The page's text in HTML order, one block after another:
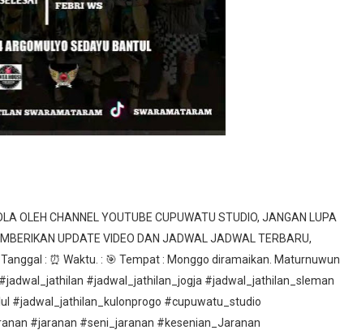
OLEH CHANNEL YOUTUBE CUPUWATU STUDIO, JANGAN LUPA
UPDATE VIDEO DAN JADWAL JADWAL TERBARU,
Tanggal : ⏰ Waktu. : 🎯 Tempat : Monggo diramaikan. Maturnuwun
#jadwal_jathilan_jogja #jadwal_jathilan_sleman
#jadwal_jathilan_kulonprogo #cupuwatu_studio
#jaranan #seni_jaranan #kesenian_Jaranan